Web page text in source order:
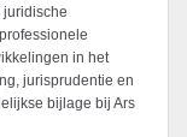
juridische
in het
jurisprudentie en
bijlage bij Ars